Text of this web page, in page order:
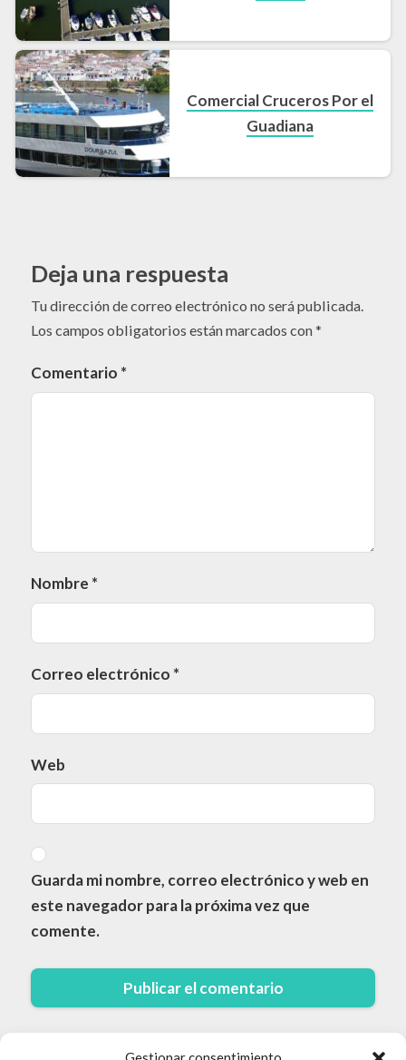
Comercial Cruceros Por el
Guadiana
Deja una respuesta
Tu dirección de correo electrónico no será publicada.
Los campos obligatorios están marcados con*
Comentario *
Nombre *
Correo electrónico *
Web
Guarda mi nombre, correo electrónico y web en
este navegador para la próxima vez que
comente.